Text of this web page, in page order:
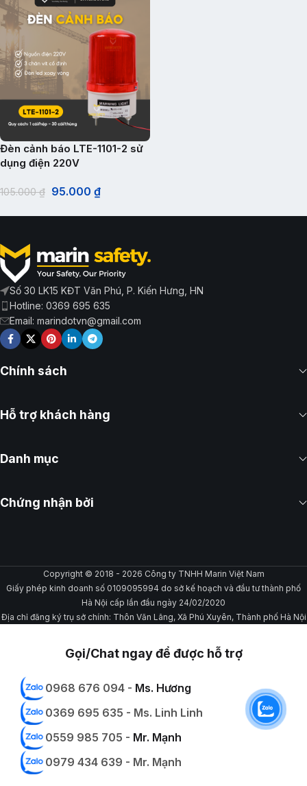
Đèn cảnh báo LTE-1101-2 sử
dụng điện 220V
105.000₫ 95.000 ₫
Số 30 LK15 KĐT Văn Phú, P. Kiến Hưng, HN
Hotline: 0369 695 635
Email: marindotvn@gmail.com
Chính sách
Hỗ trợ khách hàng
Danh mục
Chứng nhận bởi
Copyright © 2018 - 2026 Công ty TNHH Marin Việt Nam
Giấy phép kinh doanh số 0109095994 do sở kế hoạch và đầu tư thành phố
Hà Nội cấp lần đầu ngày 24/02/2020
Địa chỉ đăng ký trụ sở chính: Thôn Văn Lãng, Xã Phú Xuyên, Thành phố Hà Nội
Gọi/Chat ngay để được hỗ trợ
0968 676 094 - Ms. Hương
0369 695 635 - Ms. Linh Linh
0559 985 705 - Mr. Mạnh
0979 434 639 - Mr. Mạnh